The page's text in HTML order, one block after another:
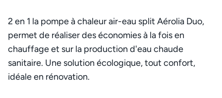
2 en 1 la pompe à chaleur air-eau split Aérolia Duo,
permet de réaliser des économies à la fois en
chauffage et sur la production d'eau chaude
sanitaire. Une solution écologique, tout confort,
idéale en rénovation.